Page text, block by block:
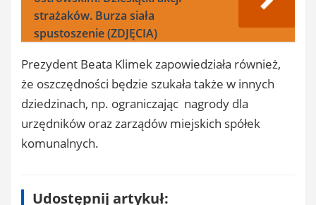
strażaków. Burza siała
spustoszenie (ZDJĘCIA)
Prezydent Beata Klimek zapowiedziała również,
że oszczędności będzie szukała także w innych
dziedzinach, np. ograniczając nagrody dla
urzędników oraz zarządów miejskich spółek
komunalnych.
Udostępnij artykuł: